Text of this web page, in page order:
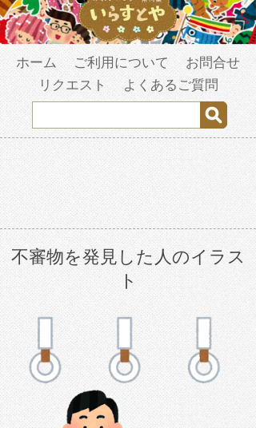
ホーム ご利用について
お問合せ
リクエスト
よくあるご質問
不審物を発見した人のイラス
ト